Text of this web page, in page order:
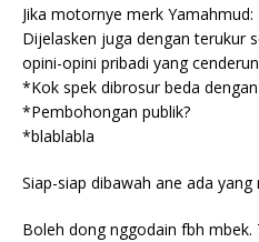
Jika motornye merk Yamahmud:
Dijelasken juga dengan terukur
opini-opini pribadi yang
*Kok spek dibrosur beda
*Pembohongan publik?
*blablabla
Siap-siap dibawah ane ada yang
Boleh dong nggodain fbh